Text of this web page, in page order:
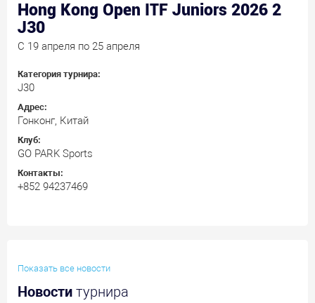
Hong Kong Open ITF Juniors 2026 2
J30
C 19 апреля по 25 апреля
Категория турнира:
J30
Адрес:
Гонконг, Китай
Клуб:
GO PARK Sports
Контакты:
+852 94237469
Показать все новости
Новости турнира